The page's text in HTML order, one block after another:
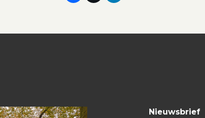
Nieuwsbrief